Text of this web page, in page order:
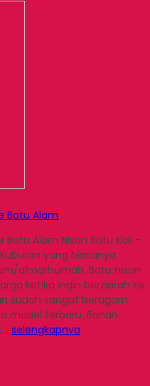
Batu Alam
Batu Alam Nisan Batu Kali –
yang biasanya
almarhumah. Batu nisan
ketika ingin berziarah ke
sudah sangat beragam
model terbaru. Bahan
selengkapnya